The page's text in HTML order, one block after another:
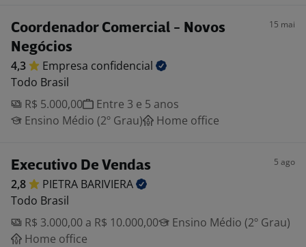
Coordenador Comercial - Novos
Negócios
15 mai
4,3 Empresa confidencial
Todo Brasil
R$ 5.000,00
Entre 3 e 5 anos
Ensino Médio (2º Grau)
Home office
Executivo De Vendas 5 ago
2,8 PIETRA BARIVIERA
Todo Brasil
R$ 3.000,00 a R$ 10.000,00
Ensino Médio (2º Grau)
Home office